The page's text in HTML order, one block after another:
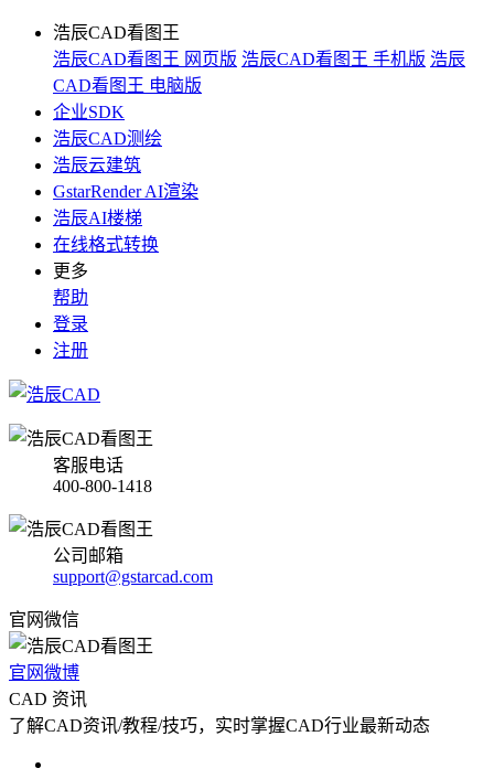
浩辰CAD看图王
浩辰CAD看图王 网页版 浩辰CAD看图王 手机版 浩辰
CAD看图王 电脑版
企业SDK
浩辰CAD测绘
浩辰云建筑
GstarRender AI渲染
浩辰AI楼梯
在线格式转换
更多
帮助
登录
注册
客服电话
400-800-1418
公司邮箱
support@gstarcad.com
官网微信
官网微博
CAD 资讯
了解CAD资讯/教程/技巧，实时掌握CAD行业最新动态